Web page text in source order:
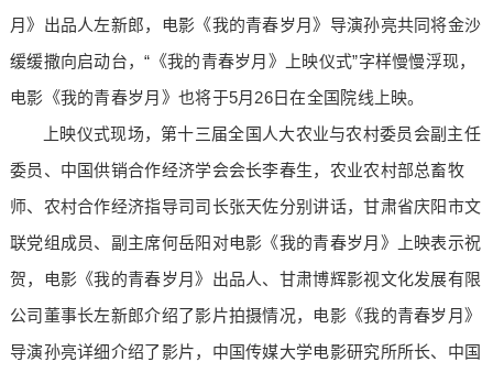
月》出品人左新郎，电影《我的青春岁月》导演孙亮共同将金沙
缓缓撒向启动台，“《我的青春岁月》上映仪式”字样慢慢浮现，
电影《我的青春岁月》也将于5月26日在全国院线上映。
上映仪式现场，第十三届全国人大农业与农村委员会副主任
委员、中国供销合作经济学会会长李春生，农业农村部总畜牧
师、农村合作经济指导司司长张天佐分别讲话，甘肃省庆阳市文
联党组成员、副主席何岳阳对电影《我的青春岁月》上映表示祝
贺，电影《我的青春岁月》出品人、甘肃博辉影视文化发展有限
公司董事长左新郎介绍了影片拍摄情况，电影《我的青春岁月》
导演孙亮详细介绍了影片，中国传媒大学电影研究所所长、中国